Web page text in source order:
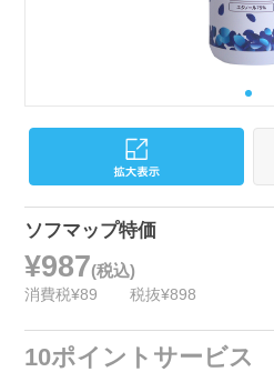
ソフマップ特価
¥987(税込)
消費税¥89 税抜¥898
10ポイントサービス